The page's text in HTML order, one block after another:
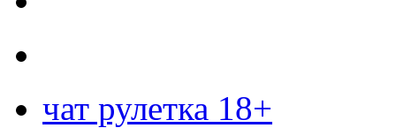
чат рулетка 18+